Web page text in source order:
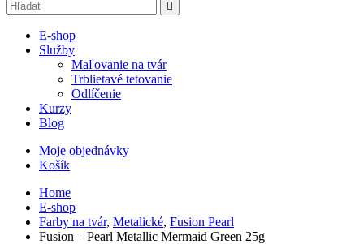
E-shop
Služby
Maľovanie na tvár
Trblietavé tetovanie
Odlíčenie
Kurzy
Blog
Moje objednávky
Košík
Home
E-shop
Farby na tvár, Metalické, Fusion Pearl
Fusion – Pearl Metallic Mermaid Green 25g